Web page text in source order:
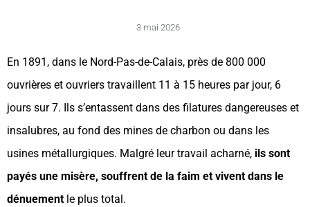
3 mai 2026
En 1891, dans le Nord-Pas-de-Calais, près de 800 000
ouvrières et ouvriers travaillent 11 à 15 heures par jour, 6
jours sur 7. Ils s’entassent dans des filatures dangereuses et
insalubres, au fond des mines de charbon ou dans les
usines métallurgiques. Malgré leur travail acharné, ils sont
payés une misère, souffrent de la faim et vivent dans le
dénuement le plus total.